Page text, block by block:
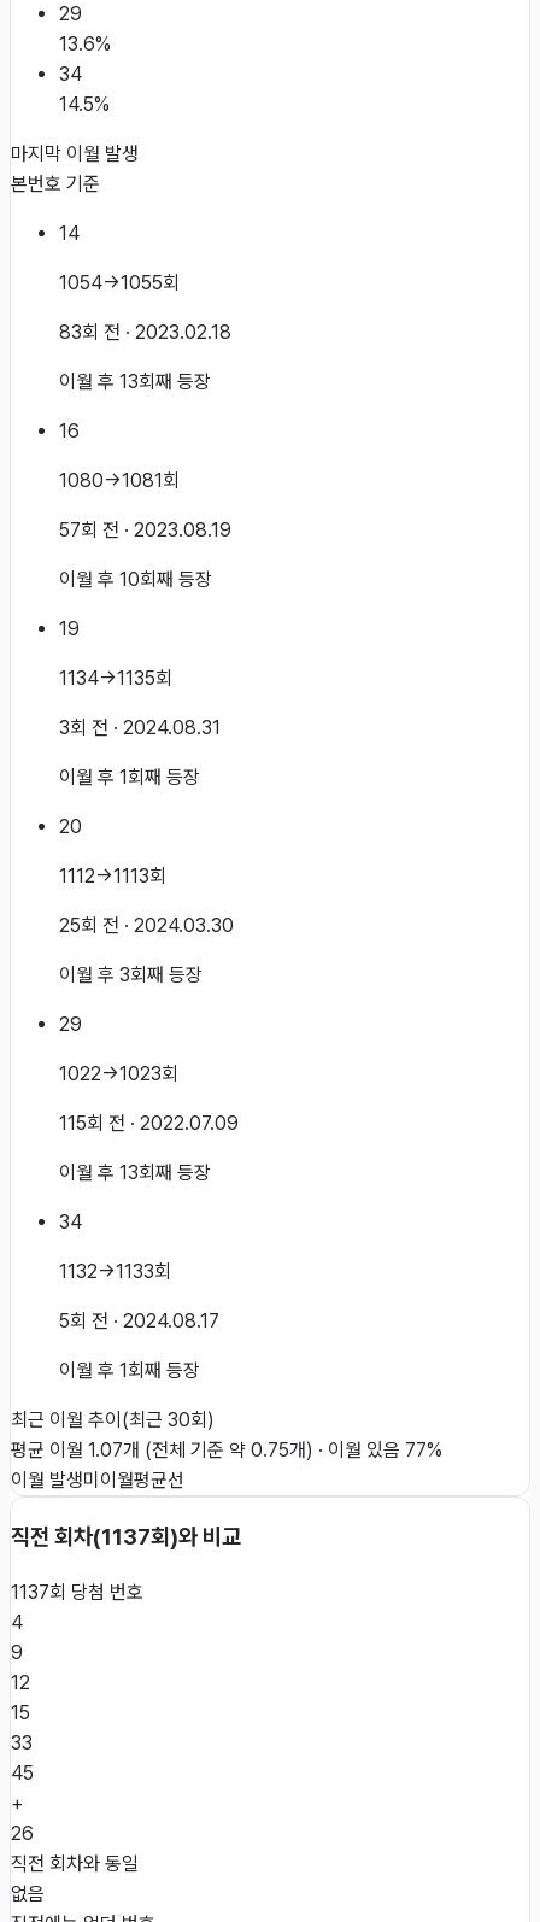
29
13.6%
34
14.5%
마지막 이월 발생
본번호 기준
14
1054→1055회
83회 전 · 2023.02.18
이월 후 13회째 등장
16
1080→1081회
57회 전 · 2023.08.19
이월 후 10회째 등장
19
1134→1135회
3회 전 · 2024.08.31
이월 후 1회째 등장
20
1112→1113회
25회 전 · 2024.03.30
이월 후 3회째 등장
29
1022→1023회
115회 전 · 2022.07.09
이월 후 13회째 등장
34
1132→1133회
5회 전 · 2024.08.17
이월 후 1회째 등장
최근 이월 추이 (최근 30회)
평균 이월 1.07개 (전체 기준 약 0.75개) · 이월 있음 77%
이월 발생미이월평균선
직전 회차(1137회)와 비교
1137회 당첨 번호
4
9
12
15
33
45
+
26
직전 회차와 동일
없음